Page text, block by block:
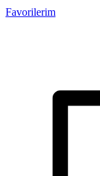
Favorilerim